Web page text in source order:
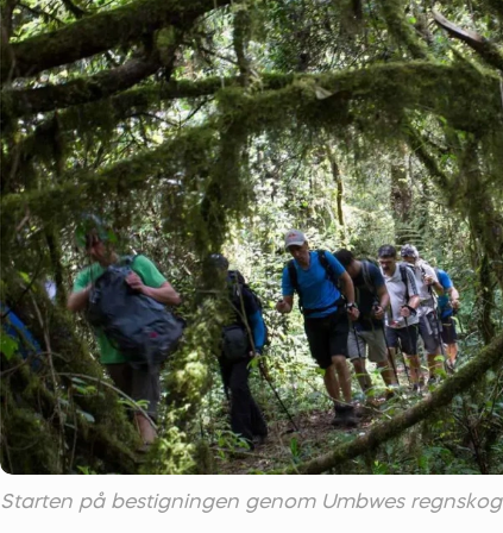
Starten på bestigningen genom Umbwes regnskog